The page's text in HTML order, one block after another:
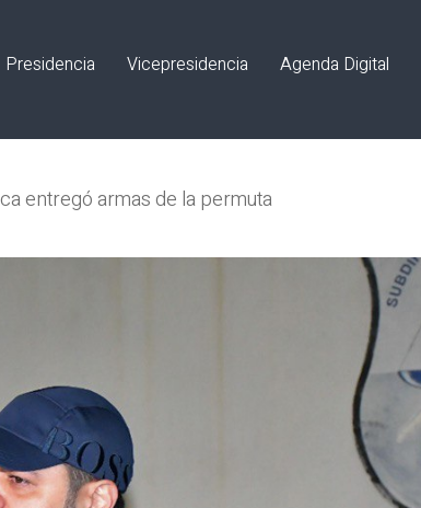
Presidencia Vicepresidencia Agenda Digital
entregó armas de la permuta